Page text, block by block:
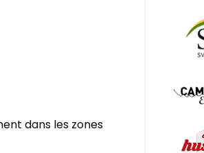
dans les zones